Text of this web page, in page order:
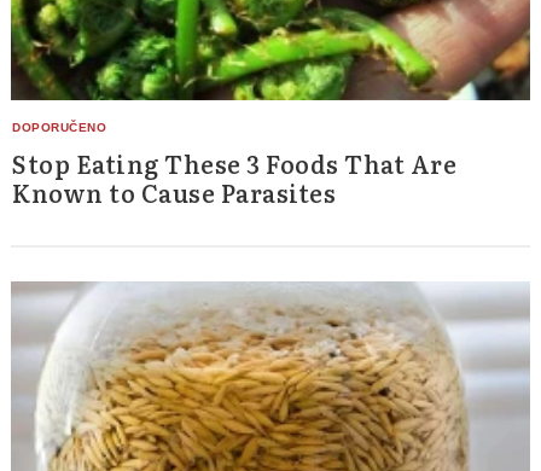
Stop Eating These 3 Foods That Are
Known to Cause Parasites